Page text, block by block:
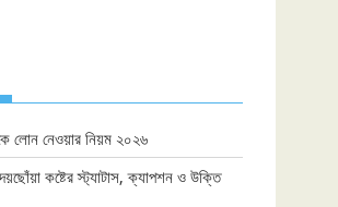
লোন নেওয়ার নিয়ম ২০২৬
কষ্টের স্ট্যাটাস, ক্যাপশন ও উক্তি